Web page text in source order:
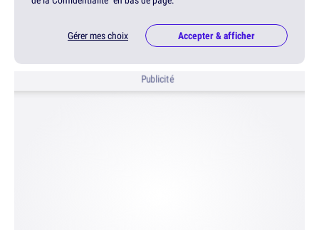
Gérer mes choix Accepter & afficher
Publicité